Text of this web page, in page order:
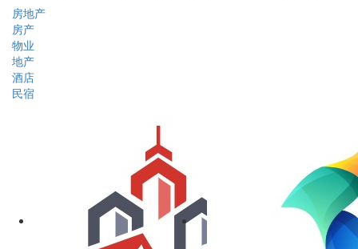
房地产
房产
物业
地产
酒店
民宿